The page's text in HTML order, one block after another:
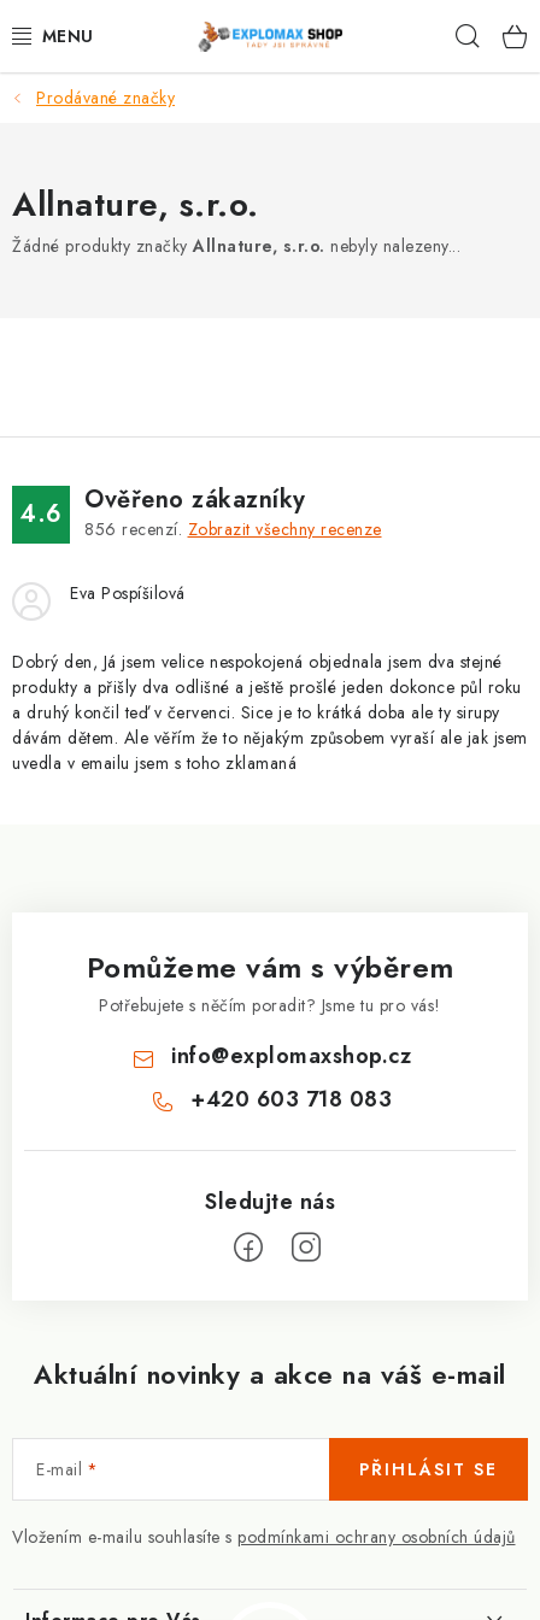
na
%AKCE
SPORTOVNÍ VÝŽIVA
ZNAČKY
Kontakty Slovník pojmů
Podmínky ochrany osobních údajů
Doprava a platba
Slevový systém
Vše o nákupu
Prodávané značky
Allnature, s.r.o.
Žádné produkty značkyAllnature, s.r.o. nebyly nalezeny...
4.6 Ověřeno zákazníky
856 recenzí. Zobrazit všechny recenze
Eva Pospíšilová
Dobrý den, Já jsem velice nespokojená objednala jsem dva stejné
produkty a přišly dva odlišné a ještě prošlé jeden dokonce půl roku
a druhý končil teď v červenci. Sice je to krátká doba ale ty sirupy
dávám dětem. Ale věřím že to nějakým způsobem vyraší ale jak jsem
uvedla v emailu jsem s toho zklamaná
Aktuální novinky a akce na váš e-mail
E-mail
Vložením e-mailu souhlasíte s podmínkami ochrany osobních údajů
PŘIHLÁSIT SE
Pomůžeme vám s výběrem
Potřebujete s něčím poradit? Jsme tu pro vás!
info@explomaxshop.cz
+420 603 718 083